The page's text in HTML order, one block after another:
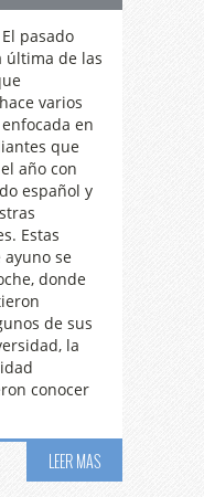
pasado
última de las
varios
en
que
año con
español y
Estas
se
donde
de sus
la
conocer
LEER MAS